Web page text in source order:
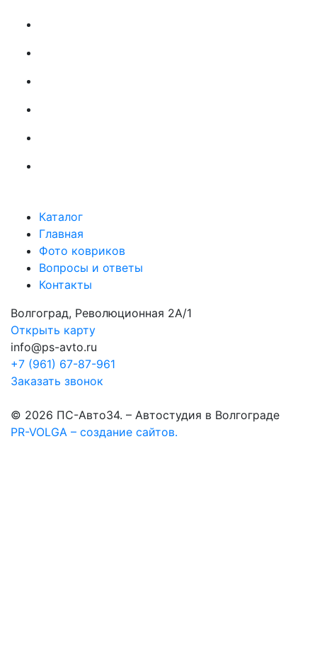
Каталог
Главная
Фото ковриков
Вопросы и ответы
Контакты
Волгоград, Революционная 2А/1
Открыть карту
info@ps-avto.ru
+7 (961) 67-87-961
Заказать звонок
© 2026 ПС-Авто34. – Автостудия в Волгограде
PR-VOLGA – создание сайтов.